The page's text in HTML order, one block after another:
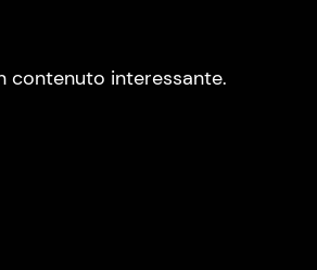
contenuto interessante.